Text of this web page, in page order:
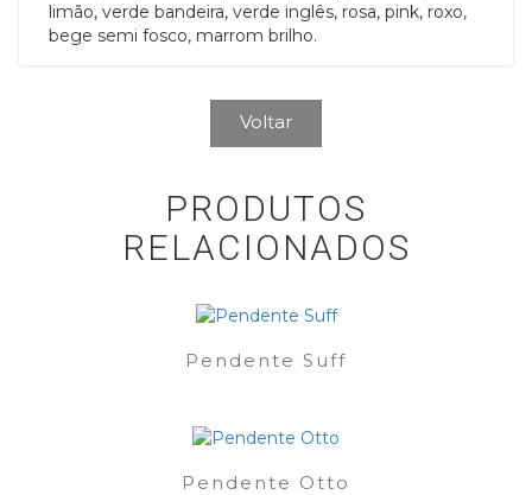
limão, verde bandeira, verde inglês, rosa, pink, roxo,
bege semi fosco, marrom brilho.
Voltar
PRODUTOS
RELACIONADOS
Pendente Suff
Pendente Otto